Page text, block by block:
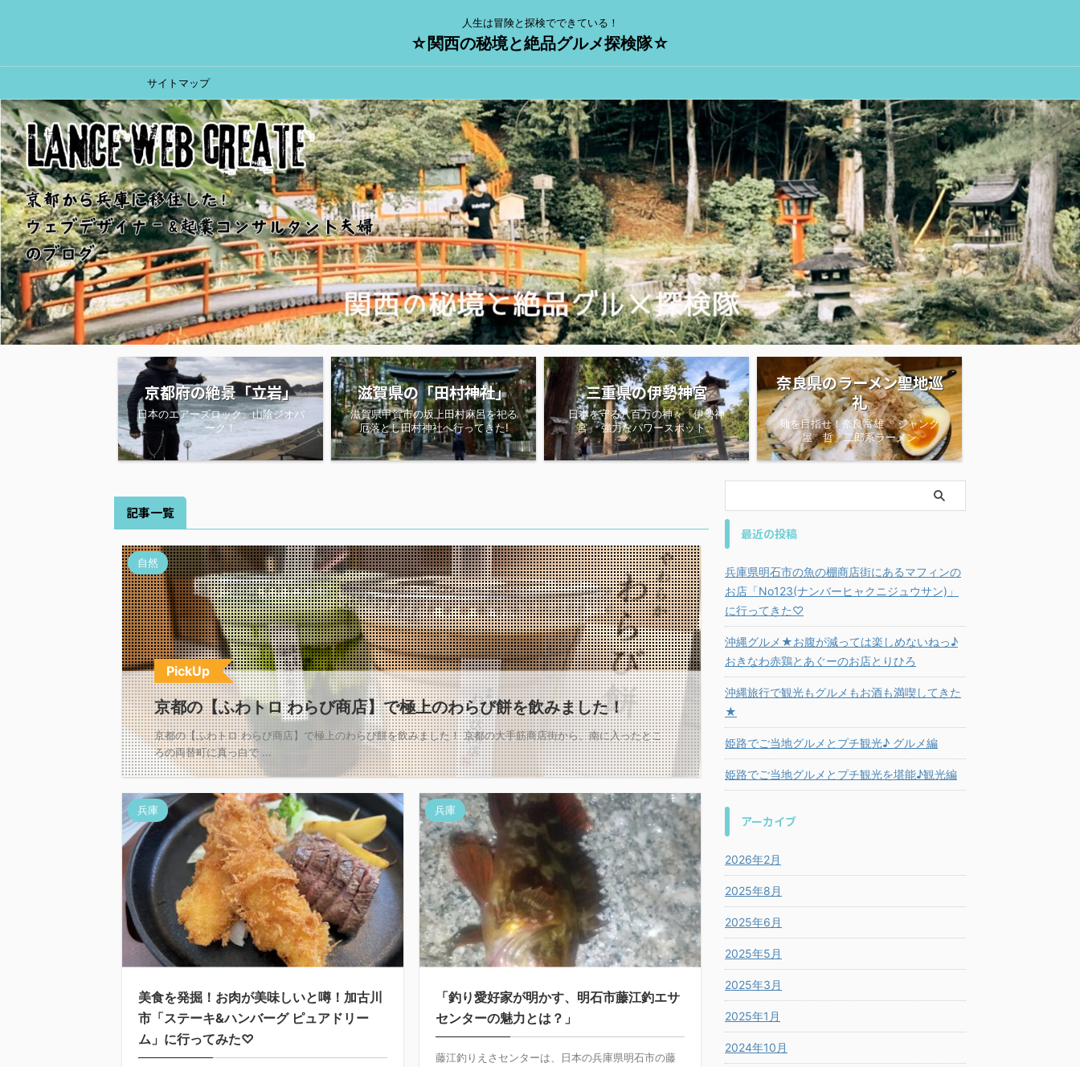
人生は冒険と探検でできている！
☆関西の秘境と絶品グルメ探検隊☆
サイトマップ
京都府の絶景「立岩」
日本のエアーズロック。山陰ジオパ
ーク！
滋賀県の「田村神社」
滋賀県甲賀市の坂上田村麻呂を祀る
厄落とし田村神社へ行ってきた!
三重県の伊勢神宮
日本を守る八百万の神々「伊勢神
宮」 強力なパワースポット。
奈良県のラーメン聖地巡
礼
麺を目指せ！奈良富雄 「ジャンク
屋 哲」二郎系ラーメン
記事一覧
自然
PickUp
京都の【ふわトロ わらび商店】で極上のわらび餅を飲みました！
京都の【ふわトロ わらび商店】で極上のわらび餅を飲みました！ 京都の大手筋商店街から、南に入ったとこ
ろの両替町に真っ白で ...
兵庫
美食を発掘！お肉が美味しいと噂！加古川
市「ステーキ&ハンバーグ ピュアドリー
ム」に行ってみた♡
兵庫
「釣り愛好家が明かす、明石市藤江釣エサ
センターの魅力とは？」
藤江釣りえさセンターは、日本の兵庫県明石市の藤
最近の投稿
兵庫県明石市の魚の棚商店街にあるマフィンの
お店「No123(ナンバーヒャクニジュウサン)」
に行ってきた♡
沖縄グルメ★お腹が減っては楽しめないねっ♪
おきなわ赤鶏とあぐーのお店とりひろ
沖縄旅行で観光もグルメもお酒も満喫してきた
★
姫路でご当地グルメとプチ観光♪ グルメ編
姫路でご当地グルメとプチ観光を堪能♪観光編
アーカイブ
2026年2月
2025年8月
2025年6月
2025年5月
2025年3月
2025年1月
2024年10月